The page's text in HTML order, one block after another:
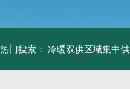
热门搜索： 冷暖双供区域集中